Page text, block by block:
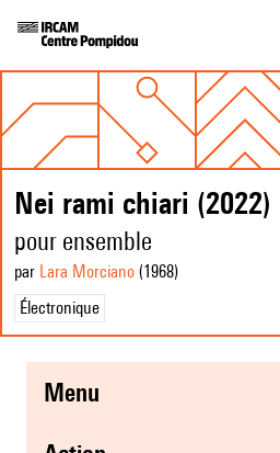
Nei rami chiari (2022)
pour ensemble
par Lara Morciano (1968)
Électronique
menu